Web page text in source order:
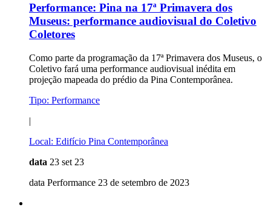
Performance: Pina na 17ª Primavera dos
Museus: performance audiovisual do Coletivo
Coletores
Como parte da programação da 17ª Primavera dos Museus, o
Coletivo fará uma performance audiovisual inédita em
projeção mapeada do prédio da Pina Contemporânea.
Tipo: Performance
|
Local: Edifício Pina Contemporânea
data 23 set 23
data Performance 23 de setembro de 2023